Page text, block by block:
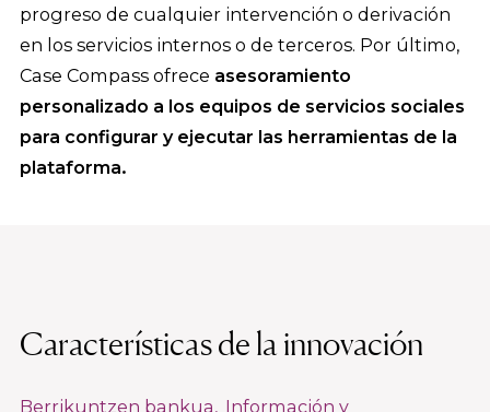
progreso de cualquier intervención o derivación
en los servicios internos o de terceros. Por último,
Case Compass ofrece asesoramiento
personalizado a los equipos de servicios sociales
para configurar y ejecutar las herramientas de la
plataforma.
Características de la innovación
Berrikuntzen bankua
Información y